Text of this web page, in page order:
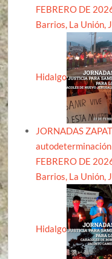
FEBRERO DE
Barrios, La Unión,
Hidalgo
JORNADAS
autodeterminación
FEBRERO DE
Barrios, La Unión,
Hidalgo